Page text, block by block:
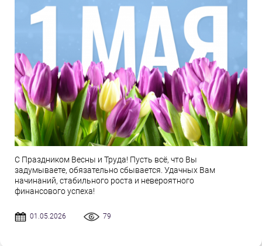
С Праздником Весны и Труда! Пусть всё, что Вы
задумываете, обязательно сбывается. Удачных Вам
начинаний, стабильного роста и невероятного
финансового успеха!
01.05.2026 79